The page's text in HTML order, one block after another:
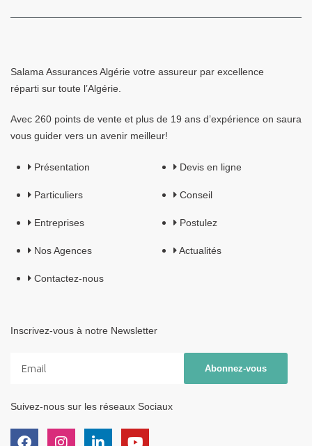
Salama Assurances Algérie votre assureur par excellence
réparti sur toute l’Algérie.
Avec 260 points de vente et plus de 19 ans d’expérience on saura
vous guider vers un avenir meilleur!
Présentation
Particuliers
Entreprises
Nos Agences
Contactez-nous
Devis en ligne
Conseil
Postulez
Actualités
Inscrivez-vous à notre Newsletter
Suivez-nous sur les réseaux Sociaux